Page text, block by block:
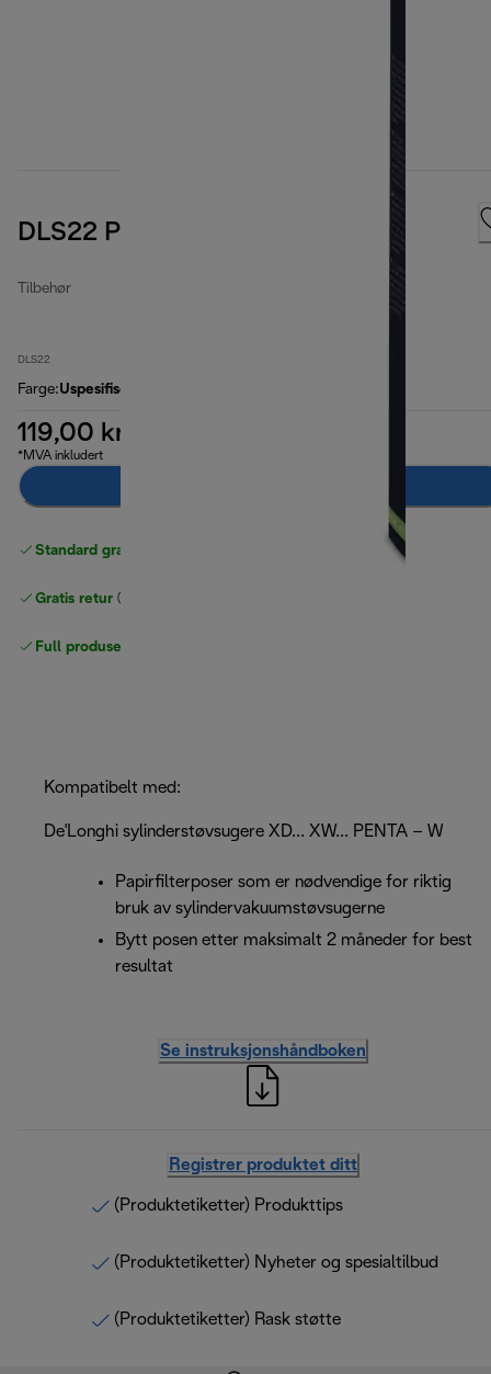
DLS22 Paper filter bags
Tilbehør
DLS22
Farge:Uspesifisert
119,00 kr
*MVA inkludert
Standard gratis levering
Gratis retur
Full produsentgaranti
Kompatibelt med:
De'Longhi sylinderstøvsugere XD... XW... PENTA – W
Papirfilterposer som er nødvendige for riktig
bruk av sylindervakuumstøvsugerne
Bytt posen etter maksimalt 2 måneder for best
resultat
Se instruksjonshåndboken
Registrer produktet ditt
(Produktetiketter) Produkttips
(Produktetiketter) Nyheter og spesialtilbud
(Produktetiketter) Rask støtte